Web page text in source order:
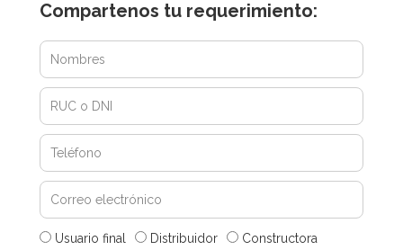
Compartenos tu requerimiento:
Usuario final Distribuidor Constructora